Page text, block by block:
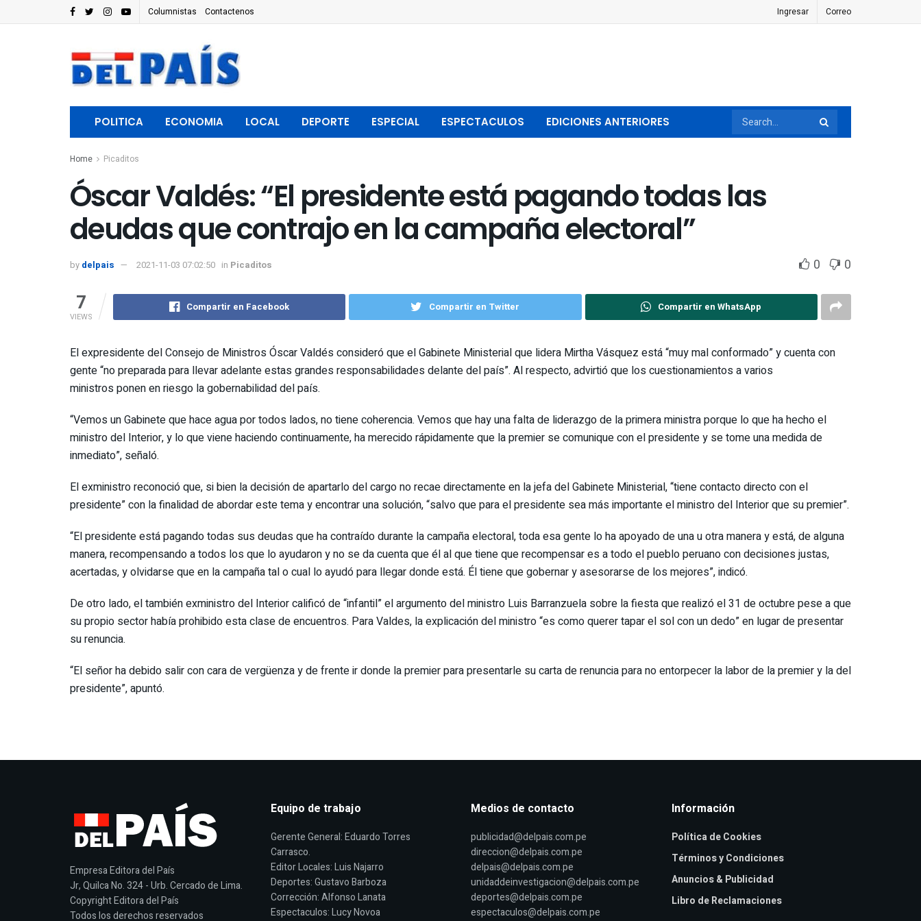
Columnistas Contactenos Ingresar Correo
POLITICA ECONOMIA LOCAL DEPORTE ESPECIAL ESPECTACULOS EDICIONES ANTERIORES
Home Picaditos
Óscar Valdés: “El presidente está pagando todas las
deudas que contrajo en la campaña electoral”
by delpais 2021-11-03 07:02:50 in Picaditos 0 0
7
VIEWS
Compartir en Facebook Compartir en Twitter Compartir en WhatsApp
El expresidente del Consejo de Ministros Óscar Valdés consideró que el Gabinete Ministerial que lidera Mirtha Vásquez está “muy mal conformado” y cuenta con
gente “no preparada para llevar adelante estas grandes responsabilidades delante del país”. Al respecto, advirtió que los cuestionamientos a varios
ministros ponen en riesgo la gobernabilidad del país.
“Vemos un Gabinete que hace agua por todos lados, no tiene coherencia. Vemos que hay una falta de liderazgo de la primera ministra porque lo que ha hecho el
ministro del Interior, y lo que viene haciendo continuamente, ha merecido rápidamente que la premier se comunique con el presidente y se tome una medida de
inmediato”, señaló.
El exministro reconoció que, si bien la decisión de apartarlo del cargo no recae directamente en la jefa del Gabinete Ministerial, “tiene contacto directo con el
presidente” con la finalidad de abordar este tema y encontrar una solución, “salvo que para el presidente sea más importante el ministro del Interior que su premier”.
“El presidente está pagando todas sus deudas que ha contraído durante la campaña electoral, toda esa gente lo ha apoyado de una u otra manera y está, de alguna
manera, recompensando a todos los que lo ayudaron y no se da cuenta que él al que tiene que recompensar es a todo el pueblo peruano con decisiones justas,
acertadas, y olvidarse que en la campaña tal o cual lo ayudó para llegar donde está. Él tiene que gobernar y asesorarse de los mejores”, indicó.
De otro lado, el también exministro del Interior calificó de “infantil” el argumento del ministro Luis Barranzuela sobre la fiesta que realizó el 31 de octubre pese a que
su propio sector había prohibido esta clase de encuentros. Para Valdes, la explicación del ministro “es como querer tapar el sol con un dedo” en lugar de presentar
su renuncia.
“El señor ha debido salir con cara de vergüenza y de frente ir donde la premier para presentarle su carta de renuncia para no entorpecer la labor de la premier y la del
presidente”, apuntó.
Empresa Editora del País
Jr, Quilca No. 324 - Urb. Cercado de Lima.
Copyright Editora del País
Todos los derechos reservados
Equipo de trabajo
Gerente General: Eduardo Torres
Carrasco.
Editor Locales: Luis Najarro
Deportes: Gustavo Barboza
Corrección: Alfonso Lanata
Espectaculos: Lucy Novoa
Medios de contacto
publicidad@delpais.com.pe
direccion@delpais.com.pe
delpais@delpais.com.pe
unidaddeinvestigacion@delpais.com.pe
deportes@delpais.com.pe
espectaculos@delpais.com.pe
Información
Política de Cookies
Términos y Condiciones
Anuncios & Publicidad
Libro de Reclamaciones